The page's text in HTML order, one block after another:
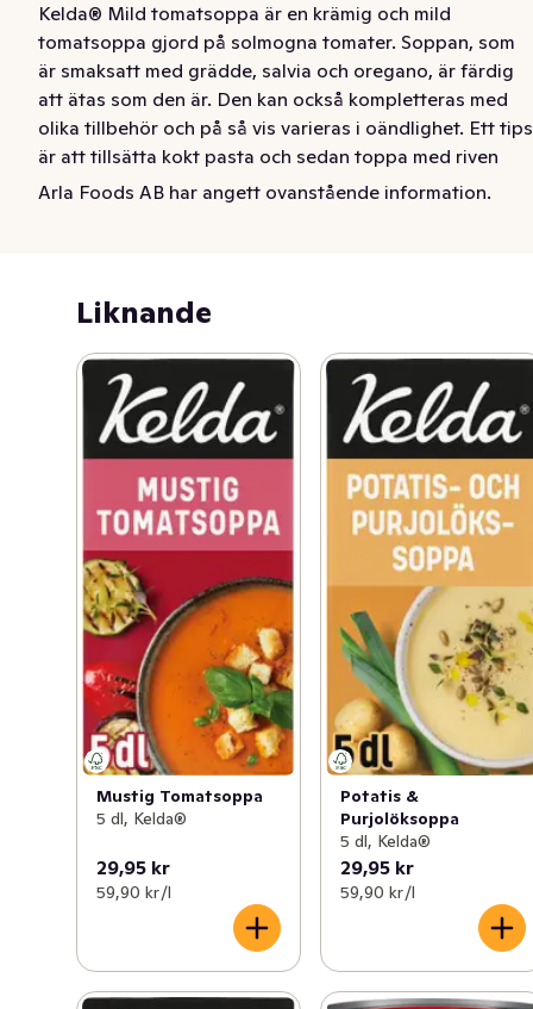
Kelda® Mild tomatsoppa är en krämig och mild
tomatsoppa gjord på solmogna tomater. Soppan, som
är smaksatt med grädde, salvia och oregano, är färdig
att ätas som den är. Den kan också kompletteras med
olika tillbehör och på så vis varieras i oändlighet. Ett tips
är att tillsätta kokt pasta och sedan toppa med riven
mozzarella och strimlade basilikablad.
att ätas som den är. Den kan också kompletteras med
är att tillsätta kokt pasta och sedan toppa med riven
mozzarella och strimlade basilikablad.
Arla Foods AB har angett ovanstående information.
Liknande
Mustig Tomatsoppa
5 dl, Kelda®
29,95 kr
59,90 kr /l
Potatis &
Purjolöksoppa
5 dl, Kelda®
29,95 kr
59,90 kr /l